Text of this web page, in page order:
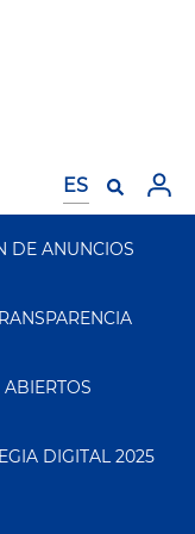
DE ANUNCIOS
DIGITAL 2025